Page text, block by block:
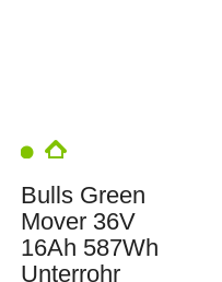
Bulls Green
Mover 36V
16Ah 587Wh
Unterrohr